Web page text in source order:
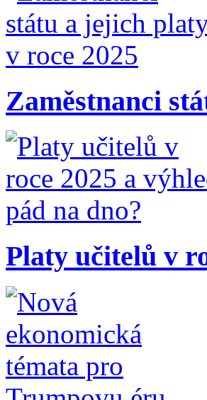
Zaměstnanci
Platy učitelů v